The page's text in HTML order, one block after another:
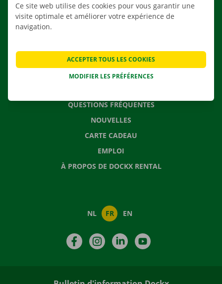
AGENCES
QUESTIONS FRÉQUENTES
NOUVELLES
CARTE CADEAU
EMPLOI
À PROPOS DE DOCKX RENTAL
NL FR EN
FacebookInstagramLinkedIn
Ce site web utilise des cookies pour vous garantir une
visite optimale et améliorer votre expérience de
navigation.
MODIFIER LES PRÉFÉRENCES
ACCEPTER TOUS LES COOKIES